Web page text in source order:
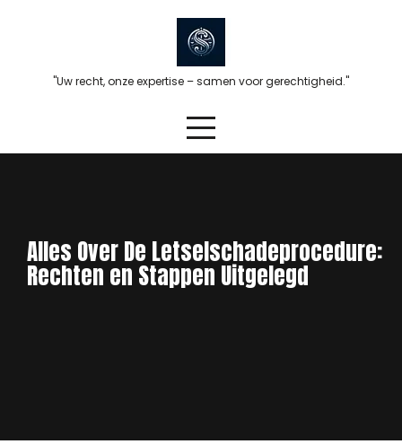
"Uw recht, onze expertise – samen voor gerechtigheid."
Alles Over De Letselschadeprocedure:
Rechten en Stappen Uitgelegd